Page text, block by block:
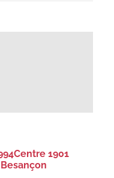
1901